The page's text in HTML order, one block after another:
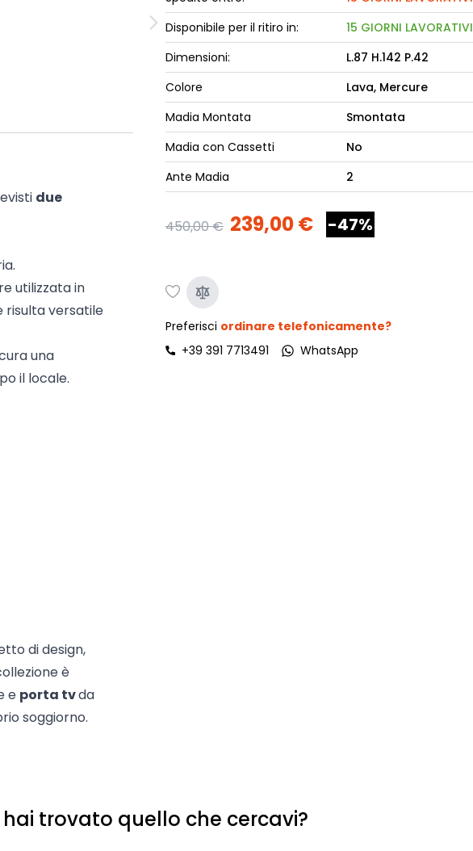
Luna Top
Armadi e camere Like
Letti contenitore Stella
Letto, comò, armadio Atlantic
Camere moderne notte Miss
due
utilizzata in
risulta versatile
una
il locale.
di design,
è
e porta tvda
soggiorno.
Disponibile per il ritiro in:
15 GIORNI LAVORATIVI
Dimensioni:
L.87 H.142 P.42
Colore
Lava, Mercure
Madia Montata
Smontata
Madia con Cassetti
No
Ante Madia
2
450,00 € 239,00 € -47%
Preferisci ordinare telefonicamente?
+39 391 7713491
WhatsApp
hai trovato quello che cercavi?